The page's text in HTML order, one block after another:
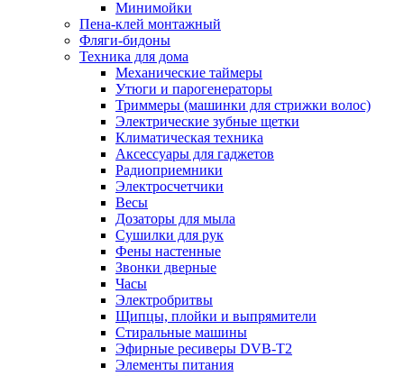
Минимойки
Пена-клей монтажный
Фляги-бидоны
Техника для дома
Механические таймеры
Утюги и парогенераторы
Триммеры (машинки для стрижки волос)
Электрические зубные щетки
Климатическая техника
Аксессуары для гаджетов
Радиоприемники
Электросчетчики
Весы
Дозаторы для мыла
Сушилки для рук
Фены настенные
Звонки дверные
Часы
Электробритвы
Щипцы, плойки и выпрямители
Стиральные машины
Эфирные ресиверы DVB-T2
Элементы питания